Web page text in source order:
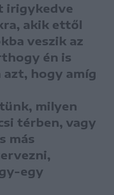
irigykedve
akik ettől
veszik az
én is
hogy amíg
milyen
térben, vagy
más
egy